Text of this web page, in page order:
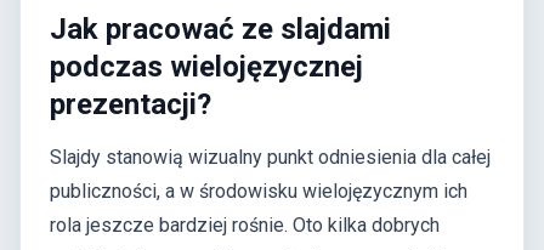
Jak pracować ze slajdami
podczas wielojęzycznej
prezentacji?
Slajdy stanowią wizualny punkt odniesienia dla całej
publiczności, a w środowisku wielojęzycznym ich
rola jeszcze bardziej rośnie. Oto kilka dobrych